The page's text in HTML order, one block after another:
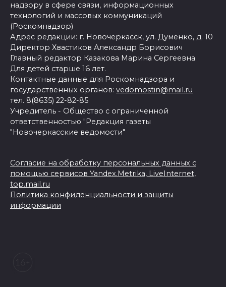
надзору в сфере связи, информационных
технологий и массовых коммуникаций
(Роскомнадзор)
Адрес редакции: г. Новочеркасск, ул. Думенко, д. 10
Директор Хвастиков Александр Борисович
Главный редактор Казакова Марина Сергеевна
Для детей старше 16 лет.
Контактные данные для Роскомнадзора и
государственных органов: vedomostin@mail.ru
тел. 8(8635) 22-82-85
Учредитель - Общество с ограниченной
ответственностью "Редакция газеты
"Новочеркасские ведомости"
Согласие на обработку персональных данных с
помощью сервисов Yandex.Metrika, LiveInternet,
top.mail.ru
Политика конфиденциальности и защиты
информации